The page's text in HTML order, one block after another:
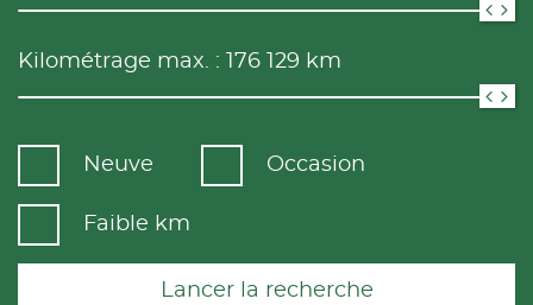
Kilométrage max. : 176 129 km
Neuve Occasion
Faible km
Lancer la recherche